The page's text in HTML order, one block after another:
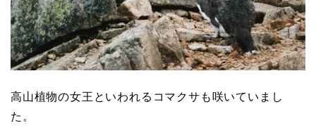
高山植物の女王といわれるコマクサも咲いていまし
た。